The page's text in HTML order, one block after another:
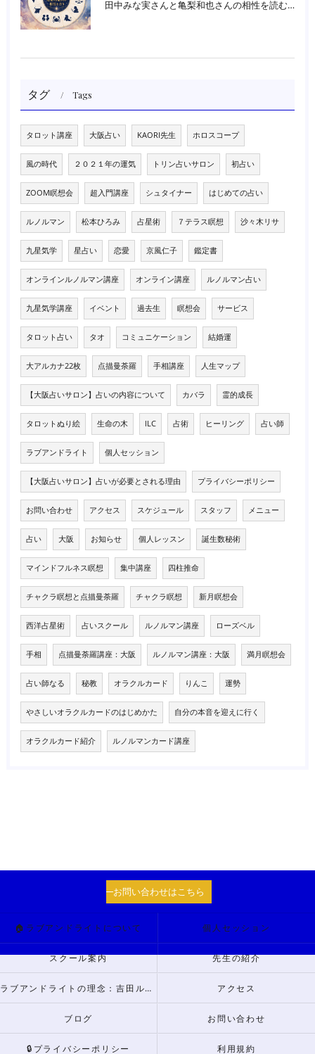
田中みな実さんと亀梨和也さんの相性を読む｜大阪・箕面占いスクールラブアンドライト
タグ Tags
タロット講座 大阪占い KAORI先生 ホロスコープ
風の時代 ２０２１年の運気 トリン占いサロン 初占い
ZOOM瞑想会 超入門講座 シュタイナー はじめての占い
ルノルマン 松本ひろみ 占星術 ７テラス瞑想 沙々木リサ
九星気学 星占い 恋愛 京風仁子 鑑定書
オンラインルノルマン講座 オンライン講座 ルノルマン占い
九星気学講座 イベント 過去生 瞑想会 サービス
タロット占い タオ コミュニケーション 結婚運
大アルカナ22枚 点描曼荼羅 手相講座 人生マップ
【大阪占いサロン】占いの内容について カバラ 霊的成長
タロットぬり絵 生命の木 ILC 占術 ヒーリング 占い師
ラブアンドライト 個人セッション
【大阪占いサロン】占いが必要とされる理由 プライバシーポリシー
お問い合わせ アクセス スケジュール スタッフ メニュー
占い 大阪 お知らせ 個人レッスン 誕生数秘術
マインドフルネス瞑想 集中講座 四柱推命
チャクラ瞑想と点描曼荼羅 チャクラ瞑想 新月瞑想会
西洋占星術 占いスクール ルノルマン講座 ローズベル
手相 点描曼荼羅講座：大阪 ルノルマン講座：大阪 満月瞑想会
占い師なる 秘教 オラクルカード りんこ 運勢
やさしいオラクルカードのはじめかた 自分の本音を迎えに行く
オラクルカード紹介 ルノルマンカード講座
お問い合わせはこちら
🏠ラブアンドライトについて 個人セッション
スクール案内 先生の紹介
ラブアンドライトの理念：吉田ルナからのメッセージ アクセス
ブログ お問い合わせ
🔒プライバシーポリシー 利用規約